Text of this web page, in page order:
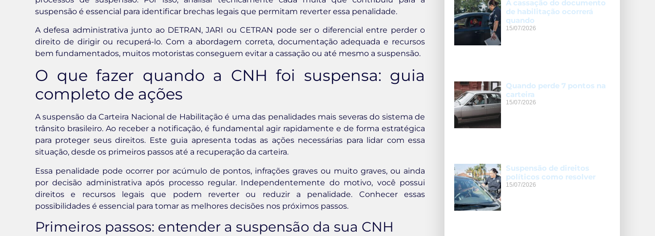
suspensão é essencial para identificar brechas legais que permitam reverter essa penalidade.
A defesa administrativa junto ao DETRAN, JARI ou CETRAN pode ser o diferencial entre perder o
direito de dirigir ou recuperá-lo. Com a abordagem correta, documentação adequada e recursos
bem fundamentados, muitos motoristas conseguem evitar a cassação ou até mesmo a suspensão.
O que fazer quando a CNH foi suspensa: guia
completo de ações
A suspensão da Carteira Nacional de Habilitação é uma das penalidades mais severas do sistema de
trânsito brasileiro. Ao receber a notificação, é fundamental agir rapidamente e de forma estratégica
para proteger seus direitos. Este guia apresenta todas as ações necessárias para lidar com essa
situação, desde os primeiros passos até a recuperação da carteira.
Essa penalidade pode ocorrer por acúmulo de pontos, infrações graves ou muito graves, ou ainda
por decisão administrativa após processo regular. Independentemente do motivo, você possui
direitos e recursos legais que podem reverter ou reduzir a penalidade. Conhecer essas
possibilidades é essencial para tomar as melhores decisões nos próximos passos.
Primeiros passos: entender a suspensão da sua CNH
A cassação do documento
de habilitação ocorrerá
quando
15/07/2026
Quando perde 7 pontos na
carteira
15/07/2026
Suspensão de direitos
políticos como resolver
15/07/2026